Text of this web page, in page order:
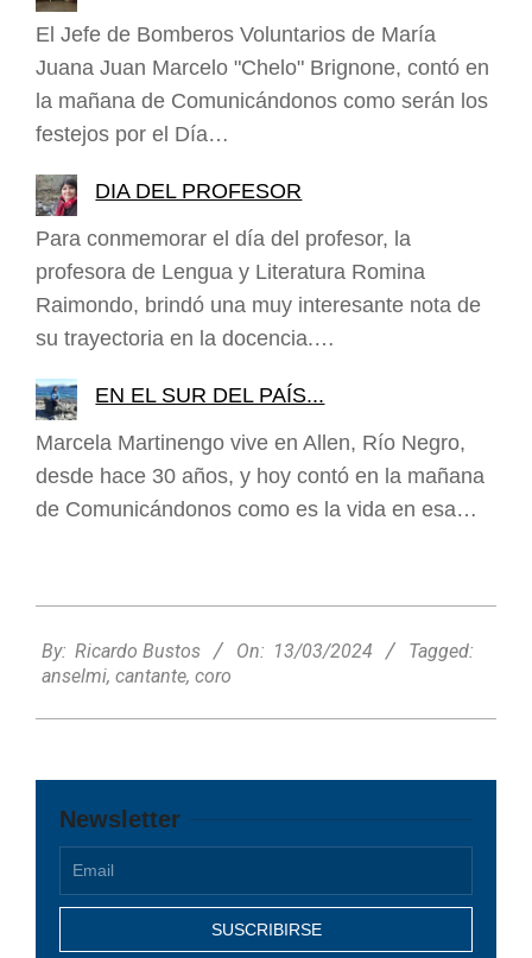
El Jefe de Bomberos Voluntarios de María
Juana Juan Marcelo "Chelo" Brignone, contó en
la mañana de Comunicándonos como serán los
festejos por el Día…
DIA DEL PROFESOR
Para conmemorar el día del profesor, la
profesora de Lengua y Literatura Romina
Raimondo, brindó una muy interesante nota de
su trayectoria en la docencia.…
EN EL SUR DEL PAÍS...
Marcela Martinengo vive en Allen, Río Negro,
desde hace 30 años, y hoy contó en la mañana
de Comunicándonos como es la vida en esa…
03-
13
By: Ricardo Bustos On: 13/03/2024
Tagged:
anselmi, cantante, coro
Newsletter